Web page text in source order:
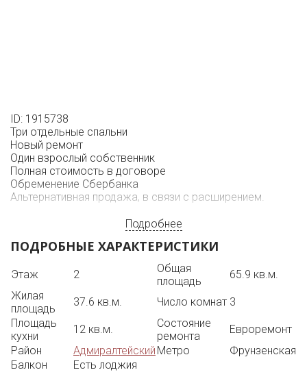
ID: 1915738
Три отдельные спальни
Новый ремонт
Один взрослый собственник
Полная стоимость в договоре
Обременение Сбербанка
Альтернативная продажа, в связи с расширением.
Подробнее
ПОДРОБНЫЕ ХАРАКТЕРИСТИКИ
Этаж 2
Общая
площадь
65.9 кв.м.
Жилая
площадь
37.6 кв.м. Число комнат 3
Площадь
кухни
12 кв.м.
Состояние
ремонта
Евроремонт
Район
Адмиралтейский Метро
Фрунзенская
Балкон
Есть лоджия